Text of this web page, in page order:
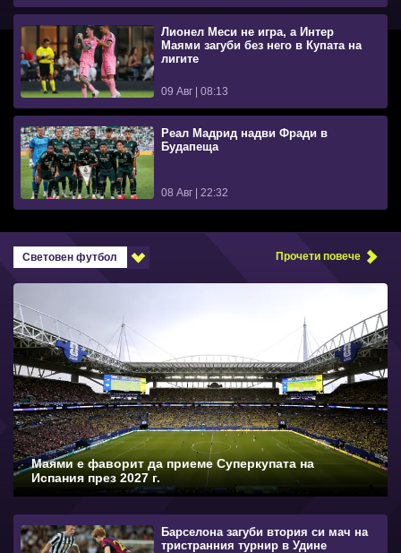
Лионел Меси не игра, а Интер
Маями загуби без него в Купата на
лигите
09 Авг | 08:13
Реал Мадрид надви Фради в
Будапеща
08 Авг | 22:32
Световен футбол Прочети повече
Маями е фаворит да приеме Суперкупата на
Испания през 2027 г.
Барселона загуби втория си мач на
тристранния турнир в Удине